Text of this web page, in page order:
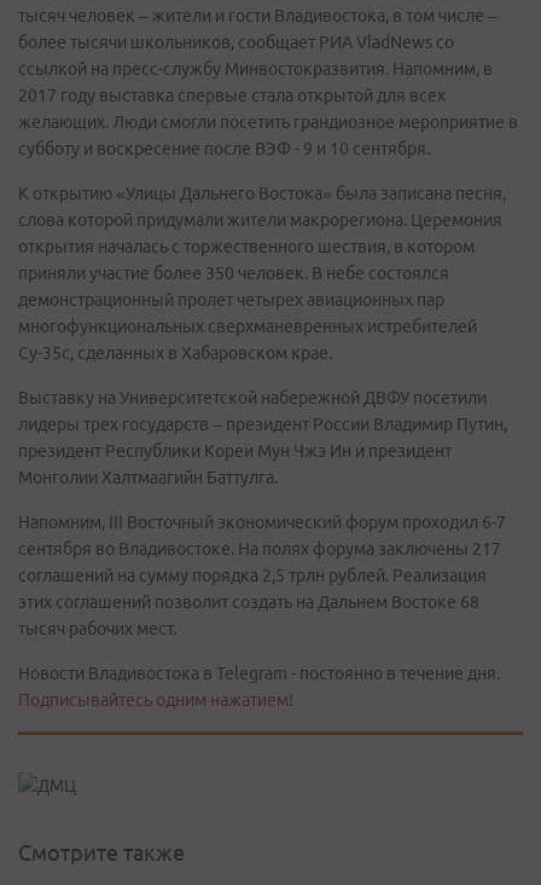
тысяч человек – жители и гости Владивостока, в том числе –
более тысячи школьников, сообщает РИА VladNews со
ссылкой на пресс-службу Минвостокразвития. Напомним, в
2017 году выставка спервые стала открытой для всех
желающих. Люди смогли посетить грандиозное мероприятие в
субботу и воскресение после ВЭФ - 9 и 10 сентября.
К открытию «Улицы Дальнего Востока» была записана песня,
слова которой придумали жители макрорегиона. Церемония
открытия началась с торжественного шествия, в котором
приняли участие более 350 человек. В небе состоялся
демонстрационный пролет четырех авиационных пар
многофункциональных сверхманевренных истребителей
Су-35с, сделанных в Хабаровском крае.
Выставку на Университетской набережной ДВФУ посетили
лидеры трех государств – президент России Владимир Путин,
президент Республики Кореи Мун Чжэ Ин и президент
Монголии Халтмаагийн Баттулга.
Напомним, III Восточный экономический форум проходил 6-7
сентября во Владивостоке. На полях форума заключены 217
соглашений на сумму порядка 2,5 трлн рублей. Реализация
этих соглашений позволит создать на Дальнем Востоке 68
тысяч рабочих мест.
Новости Владивостока в Telegram - постоянно в течение дня.
Подписывайтесь одним нажатием!
Смотрите также